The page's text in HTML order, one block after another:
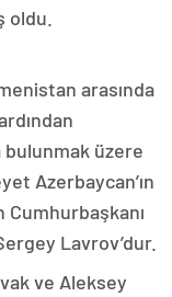
oldu.
arasında
üzere
Azerbaycan’ın
Cumhurbaşkanı
Lavrov’dur.
ve Aleksey